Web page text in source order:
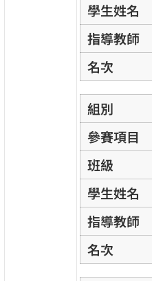
學生姓名
指導教師
名次
組別
參賽項目
班級
學生姓名
指導教師
名次